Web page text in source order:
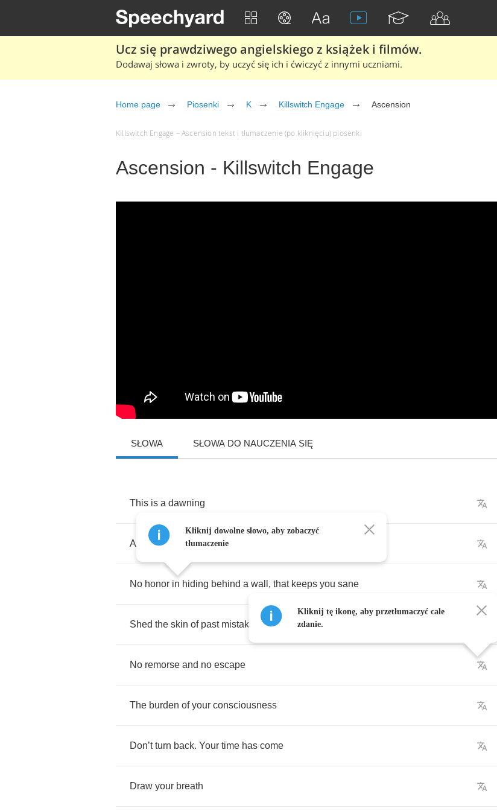
Ucz się prawdziwego angielskiego z książek i filmów.
Dodawaj słowa i zwroty, by uczyć się ich i ćwiczyć z innymi uczniami.
Home page Piosenki K Killswitch Engage Ascension
Killswitch Engage – Ascension tekst i tłumaczenie (po kliknięciu) piosenki
Ascension - Killswitch Engage
SŁOWA SŁOWA DO NAUCZENIA SIĘ
This is a dawning
A calling face down consequence
No honor in hiding behind a wall , that keeps you sane
Shed the skin of past mistakes
No remorse and no escape
The burden of your consciousness
Don’t turn back. Your time has come
Draw your breath
Kliknij dowolne słowo, aby zobaczyć
tłumaczenie
Kliknij tę ikonę, aby przetłumaczyć całe
zdanie.